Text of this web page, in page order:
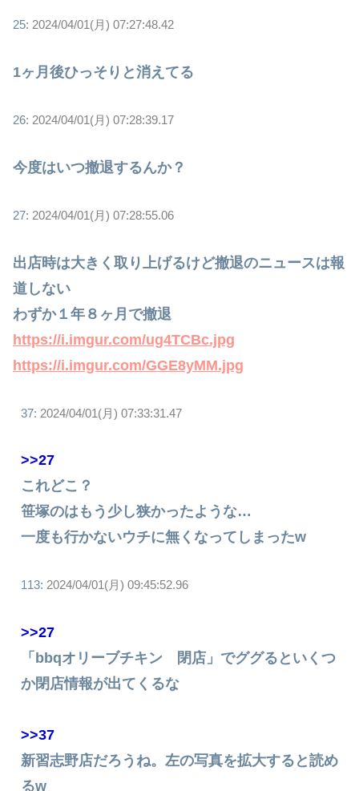
25: 2024/04/01(月) 07:27:48.42
1ヶ月後ひっそりと消えてる
26: 2024/04/01(月) 07:28:39.17
今度はいつ撤退するんか？
27: 2024/04/01(月) 07:28:55.06
出店時は大きく取り上げるけど撤退のニュースは報
道しない
わずか１年８ヶ月で撤退
https://i.imgur.com/ug4TCBc.jpg
https://i.imgur.com/GGE8yMM.jpg
37: 2024/04/01(月) 07:33:31.47
>>27
これどこ？
笹塚のはもう少し狭かったような…
一度も行かないウチに無くなってしまったw
113: 2024/04/01(月) 09:45:52.96
>>27
「bbqオリーブチキン 閉店」でググるといくつ
か閉店情報が出てくるな
>>37
新習志野店だろうね。左の写真を拡大すると読め
るw